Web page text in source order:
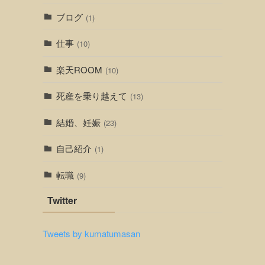
ブログ (1)
仕事 (10)
楽天ROOM (10)
死産を乗り越えて (13)
結婚、妊娠 (23)
自己紹介 (1)
転職 (9)
Twitter
Tweets by kumatumasan